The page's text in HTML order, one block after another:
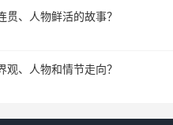
、人物鲜活的故事？
、人物和情节走向？